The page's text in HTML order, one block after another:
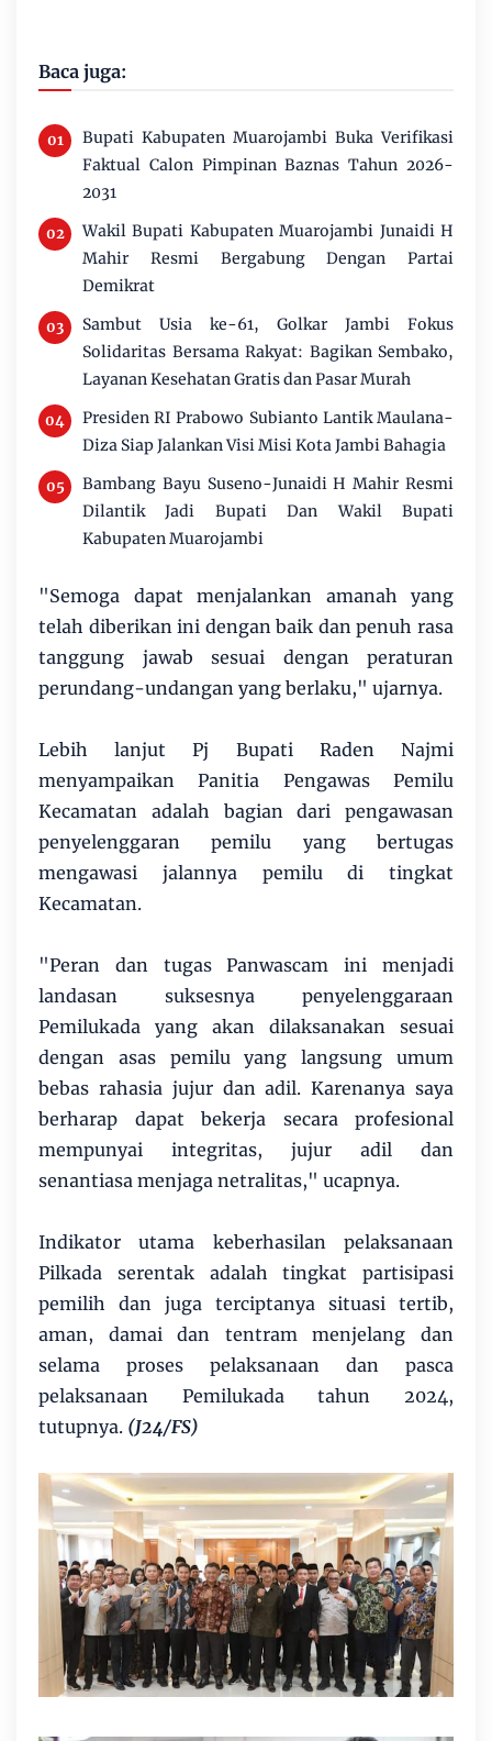
Baca juga:
Bupati Kabupaten Muarojambi Buka Verifikasi
Faktual Calon Pimpinan Baznas Tahun 2026-
2031
Wakil Bupati Kabupaten Muarojambi Junaidi H
Mahir Resmi Bergabung Dengan Partai
Demikrat
Sambut Usia ke-61, Golkar Jambi Fokus
Solidaritas Bersama Rakyat: Bagikan Sembako,
Layanan Kesehatan Gratis dan Pasar Murah
Presiden RI Prabowo Subianto Lantik Maulana-
Diza Siap Jalankan Visi Misi Kota Jambi Bahagia
Bambang Bayu Suseno-Junaidi H Mahir Resmi
Dilantik Jadi Bupati Dan Wakil Bupati
Kabupaten Muarojambi
"Semoga dapat menjalankan amanah yang
telah diberikan ini dengan baik dan penuh rasa
tanggung jawab sesuai dengan peraturan
perundang-undangan yang berlaku," ujarnya.
Lebih lanjut Pj Bupati Raden Najmi
menyampaikan Panitia Pengawas Pemilu
Kecamatan adalah bagian dari pengawasan
penyelenggaran pemilu yang bertugas
mengawasi jalannya pemilu di tingkat
Kecamatan.
"Peran dan tugas Panwascam ini menjadi
landasan suksesnya penyelenggaraan
Pemilukada yang akan dilaksanakan sesuai
dengan asas pemilu yang langsung umum
bebas rahasia jujur dan adil. Karenanya saya
berharap dapat bekerja secara profesional
mempunyai integritas, jujur adil dan
senantiasa menjaga netralitas," ucapnya.
Indikator utama keberhasilan pelaksanaan
Pilkada serentak adalah tingkat partisipasi
pemilih dan juga terciptanya situasi tertib,
aman, damai dan tentram menjelang dan
selama proses pelaksanaan dan pasca
pelaksanaan Pemilukada tahun 2024,
tutupnya. (J24/FS)